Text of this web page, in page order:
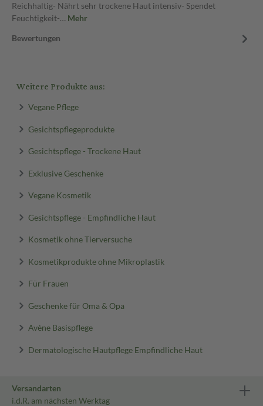
Reichhaltig- Nährt sehr trockene Haut intensiv- Spendet
Feuchtigkeit-… Mehr
Bewertungen
Weitere Produkte aus:
Vegane Pflege
Gesichtspflegeprodukte
Gesichtspflege - Trockene Haut
Exklusive Geschenke
Vegane Kosmetik
Gesichtspflege - Empfindliche Haut
Kosmetik ohne Tierversuche
Kosmetikprodukte ohne Mikroplastik
Für Frauen
Geschenke für Oma & Opa
Avène Basispflege
Dermatologische Hautpflege Empfindliche Haut
Versandarten
i.d.R. am nächsten Werktag